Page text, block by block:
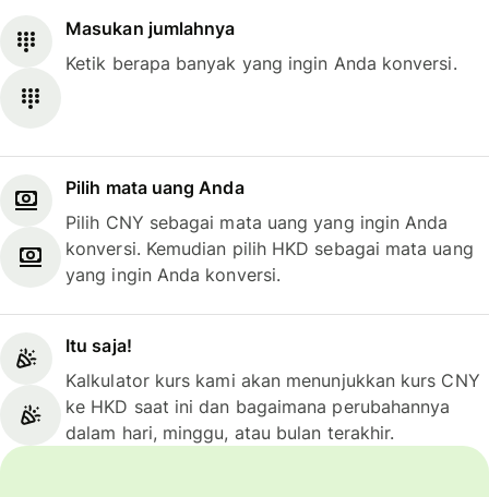
Masukan jumlahnya
Ketik berapa banyak yang ingin Anda konversi.
Pilih mata uang Anda
Pilih CNY sebagai mata uang yang ingin Anda
konversi. Kemudian pilih HKD sebagai mata uang
yang ingin Anda konversi.
Itu saja!
Kalkulator kurs kami akan menunjukkan kurs CNY
ke HKD saat ini dan bagaimana perubahannya
dalam hari, minggu, atau bulan terakhir.